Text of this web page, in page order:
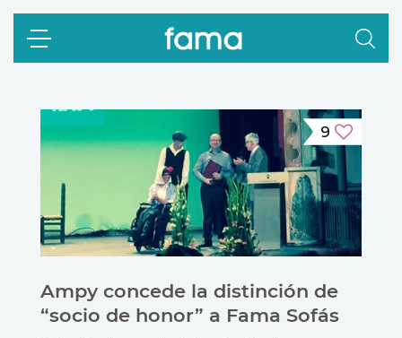
9
Ampy concede la distinción de
“socio de honor” a Fama Sofás